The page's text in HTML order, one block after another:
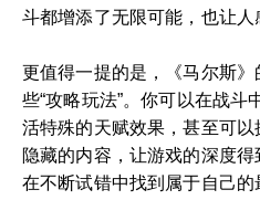
斗都增添了无限可能，也让人
更值得一提的是，《马尔斯
些“攻略玩法”。你可以在战斗
活特殊的天赋效果，甚至可
隐藏的内容，让游戏的深度
在不断试错中找到属于自己